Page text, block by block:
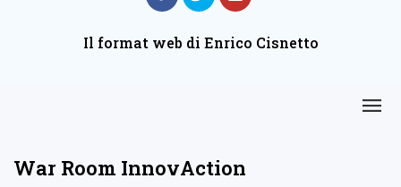
Il format web di Enrico Cisnetto
War Room InnovAction